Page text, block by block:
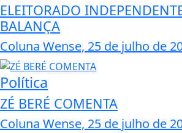
ELEITORADO
BALANÇA
Coluna Wense, 25 de julho de
Política
ZÉ BERÉ COMENTA
Coluna Wense, 25 de julho de